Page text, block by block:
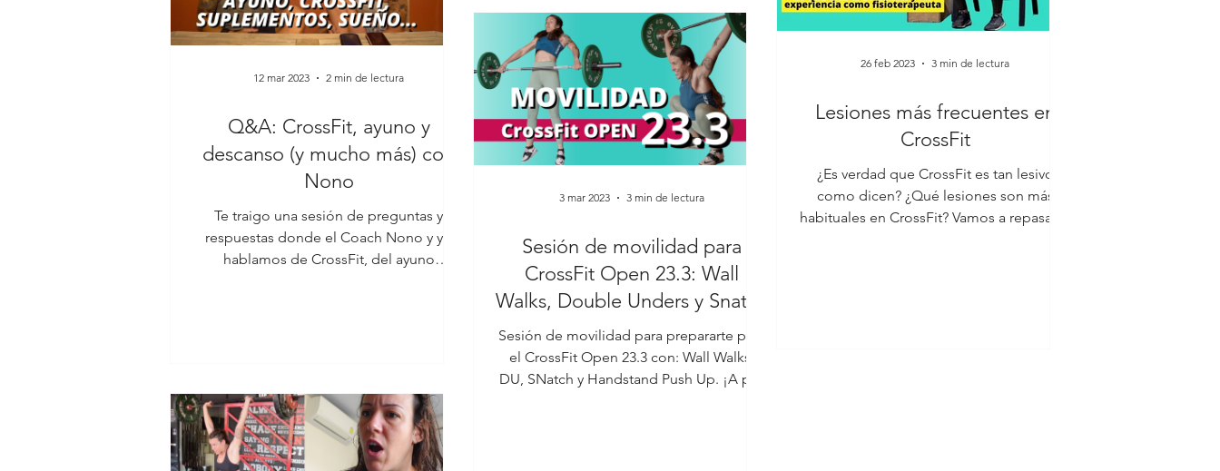
Q&A: CrossFit, ayuno y
descanso (y mucho más) con
Nono
Te traigo una sesión de preguntas y
respuestas donde el Coach Nono y yo
hablamos de CrossFit, del ayuno
12 mar 2023 2 min de lectura
Sesión de movilidad para
CrossFit Open 23.3: Wall
Walks, Double Unders y Snatch
Sesión de movilidad para prepararte para
el CrossFit Open 23.3 con: Wall Walks,
DU, SNatch y Handstand Push Up. ¡A por
3 mar 2023 3 min de lectura
Lesiones más frecuentes en
CrossFit
¿Es verdad que CrossFit es tan lesivo
como dicen? ¿Qué lesiones son más
habituales en CrossFit? Vamos a repasar la
26 feb 2023 3 min de lectura